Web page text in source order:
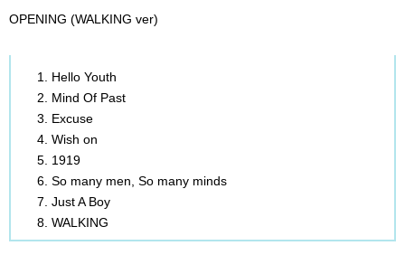
OPENING (WALKING ver)
Hello Youth
Mind Of Past
Excuse
Wish on
1919
So many men, So many minds
Just A Boy
WALKING